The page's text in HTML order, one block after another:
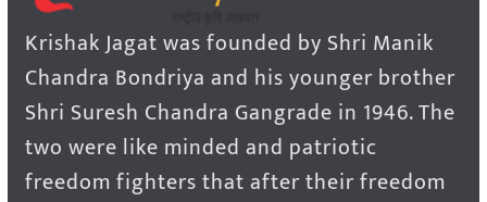
Krishak Jagat was founded by Shri Manik
Chandra Bondriya and his younger brother
Shri Suresh Chandra Gangrade in 1946. The
two were like minded and patriotic
freedom fighters that after their freedom